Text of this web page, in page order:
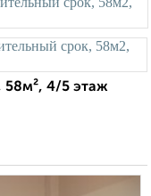
58м², 4/5 этаж